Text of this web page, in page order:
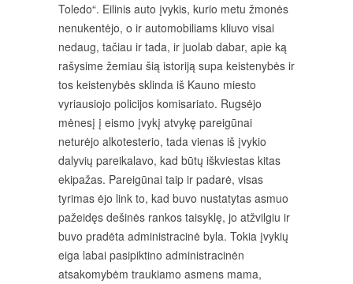
Toledo“. Eilinis auto įvykis, kurio metu žmonės
nenukentėjo, o ir automobiliams kliuvo visai
nedaug, tačiau ir tada, ir juolab dabar, apie ką
rašysime žemiau šią istoriją supa keistenybės ir
tos keistenybės sklinda iš Kauno miesto
vyriausiojo policijos komisariato. Rugsėjo
mėnesį į eismo įvykį atvykę pareigūnai
neturėjo alkotesterio, tada vienas iš įvykio
dalyvių pareikalavo, kad būtų iškviestas kitas
ekipažas. Pareigūnai taip ir padarė, visas
tyrimas ėjo link to, kad buvo nustatytas asmuo
pažeidęs dešinės rankos taisyklę, jo atžvilgiu ir
buvo pradėta administracinė byla. Tokia įvykių
eiga labai pasipiktino administracinėn
atsakomybėm traukiamo asmens mama,